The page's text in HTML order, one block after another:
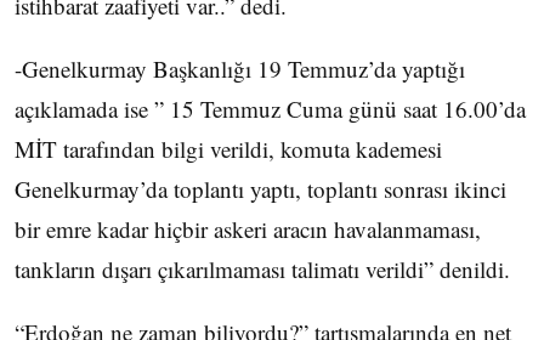
-Genelkurmay Başkanlığı 19 Temmuz’da yaptığı
açıklamada ise ” 15 Temmuz Cuma günü saat 16.00’da
MİT tarafından bilgi verildi, komuta kademesi
Genelkurmay’da toplantı yaptı, toplantı sonrası ikinci
bir emre kadar hiçbir askeri aracın havalanmaması,
tankların dışarı çıkarılmaması talimatı verildi” denildi.
“Erdoğan ne zaman biliyordu?” tartışmalarında en net